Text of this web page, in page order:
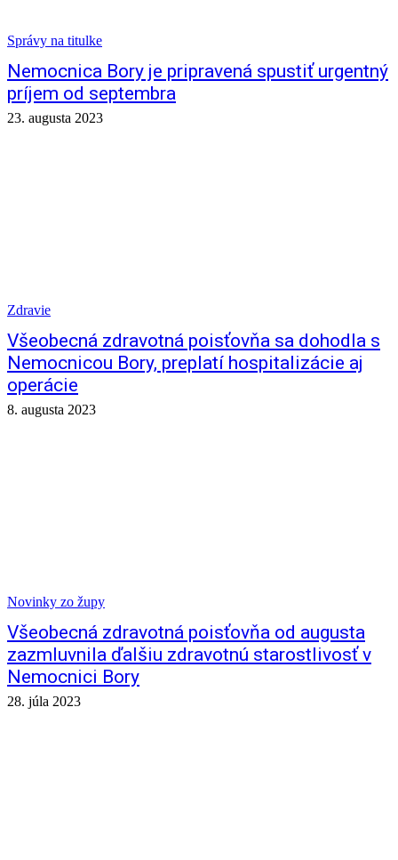
Správy na titulke
Nemocnica Bory je pripravená spustiť urgentný
príjem od septembra
23. augusta 2023
Zdravie
Všeobecná zdravotná poisťovňa sa dohodla s
Nemocnicou Bory, preplatí hospitalizácie aj
operácie
8. augusta 2023
Novinky zo župy
Všeobecná zdravotná poisťovňa od augusta
zazmluvnila ďalšiu zdravotnú starostlivosť v
Nemocnici Bory
28. júla 2023